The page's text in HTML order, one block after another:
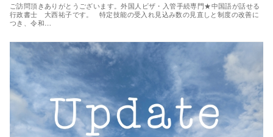
ご訪問頂きありがとうございます。外国人ビザ・入管手続専門★中国語が話せる
行政書士 大西祐子です。 特定技能の受入れ見込み数の見直しと制度の改善に
つき、令和…